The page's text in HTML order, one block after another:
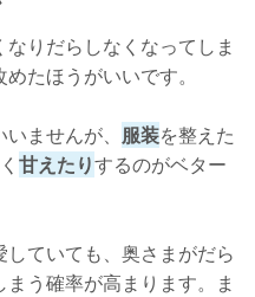
りだらしなくなってしま
たほうがいいです。
ませんが、 服装を整えた
甘えたりするのがベター
ていても、奥さまがだら
う確率が高まります。ま